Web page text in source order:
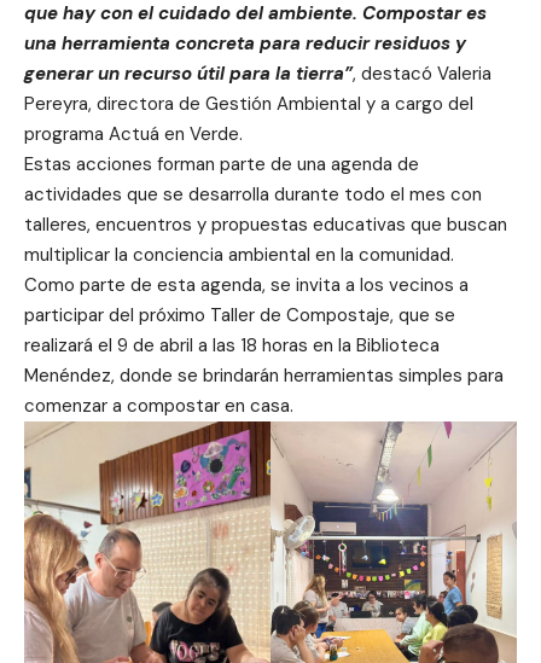
que hay con el cuidado del ambiente. Compostar es
una herramienta concreta para reducir residuos y
generar un recurso útil para la tierra”, destacó Valeria
Pereyra, directora de Gestión Ambiental y a cargo del
programa Actuá en Verde.
Estas acciones forman parte de una agenda de
actividades que se desarrolla durante todo el mes con
talleres, encuentros y propuestas educativas que buscan
multiplicar la conciencia ambiental en la comunidad.
Como parte de esta agenda, se invita a los vecinos a
participar del próximo Taller de Compostaje, que se
realizará el 9 de abril a las 18 horas en la Biblioteca
Menéndez, donde se brindarán herramientas simples para
comenzar a compostar en casa.